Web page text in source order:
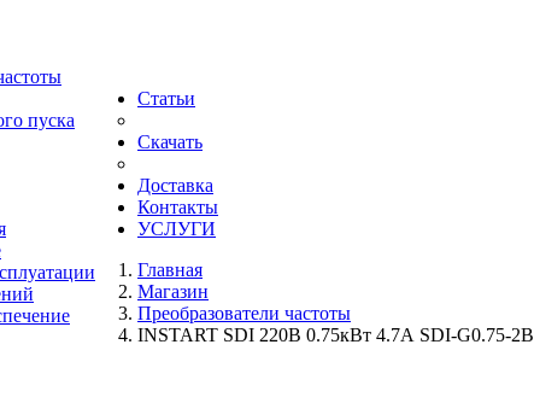
пуска
Статьи
Скачать
Доставка
Контакты
УСЛУГИ
Главная
Магазин
Преобразователи частоты
INSTART SDI 220В 0.75кВт 4.7А SDI-G0.75-2B